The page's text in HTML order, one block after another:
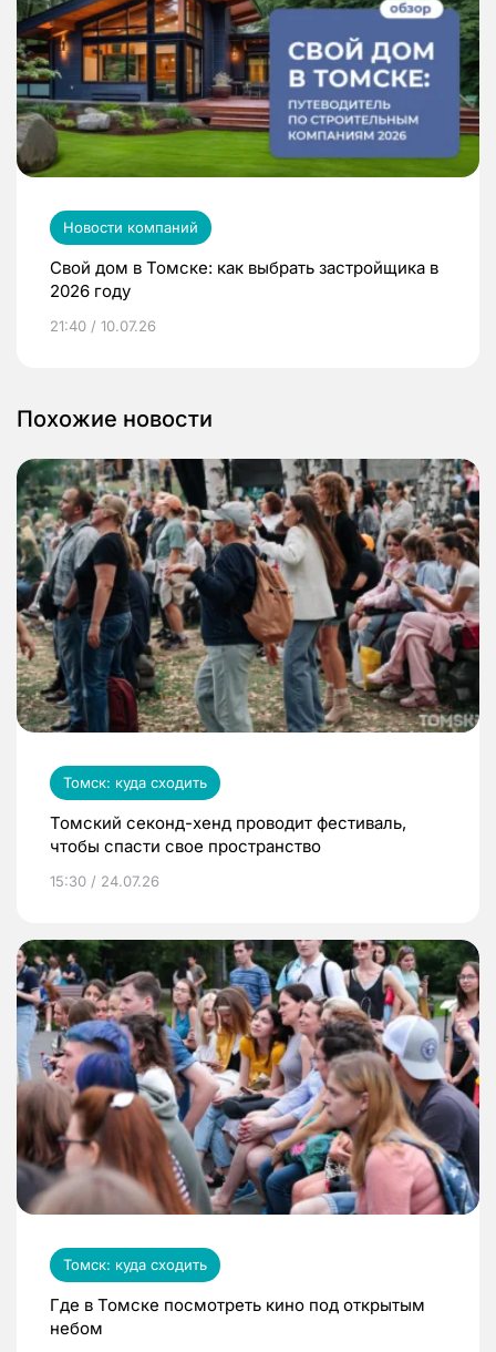
Новости компаний
Свой дом в Томске: как выбрать застройщика в
2026 году
21:40 / 10.07.26
Похожие новости
Томск: куда сходить
Томский секонд-хенд проводит фестиваль,
чтобы спасти свое пространство
15:30 / 24.07.26
Томск: куда сходить
Где в Томске посмотреть кино под открытым
небом